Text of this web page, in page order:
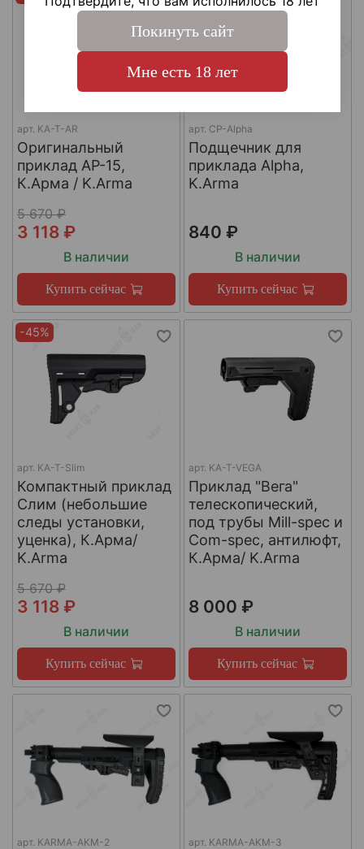
арт. KA-T-AR
Оригинальный
приклад AР-15,
К.Арма / K.Arma
5 670 ₽
3 118 ₽
В наличии
Купить сейчас
арт. CP-Alpha
Подщечник для
приклада Alpha,
K.Arma
840 ₽
В наличии
Купить сейчас
-45%
арт. KA-T-Slim
Компактный приклад
Слим (небольшие
следы установки,
уценка), К.Арма/
K.Arma
5 670 ₽
3 118 ₽
В наличии
Купить сейчас
арт. KA-T-VEGA
Приклад "Вега"
телескопический,
под трубы Mill-spec и
Com-spec, антилюфт,
К.Арма/ K.Arma
8 000 ₽
В наличии
Купить сейчас
арт. KARMA-AKM-2 арт. KARMA-AKM-3
Покинуть сайт
Мне есть 18 лет